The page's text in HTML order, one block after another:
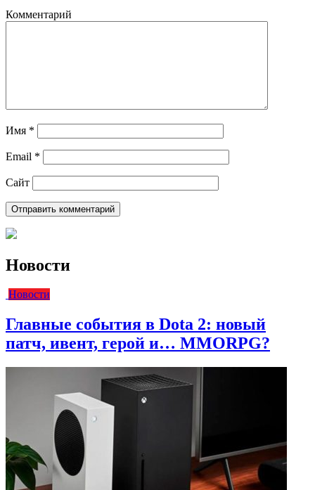
Комментарий
Имя *
Email *
Сайт
Новости
Новости
Главные события в Dota 2: новый
патч, ивент, герой и… MMORPG?